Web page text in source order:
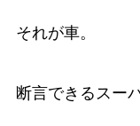
それが車。
断言できるスー